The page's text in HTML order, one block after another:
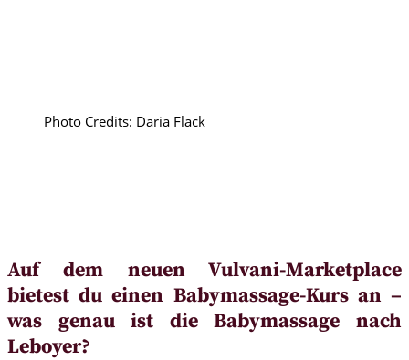
Photo Credits: Daria Flack
Auf dem neuen Vulvani-Marketplace
bietest du einen Babymassage-Kurs an –
was genau ist die Babymassage nach
Leboyer?